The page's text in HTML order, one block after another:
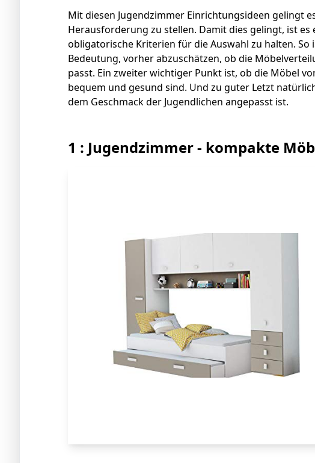
Mit diesen Jugendzimmer Einrichtungsideen gelingt
Herausforderung zu stellen. Damit dies gelingt, ist
obligatorische Kriterien für die Auswahl zu halten. So
Bedeutung, vorher abzuschätzen, ob die
passt. Ein zweiter wichtiger Punkt ist, ob die Möbel
bequem und gesund sind. Und zu guter Letzt
dem Geschmack der Jugendlichen angepasst ist.
1 : Jugendzimmer - kompakte